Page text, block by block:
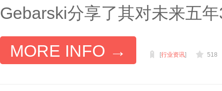
Gebarski分享了其对未来五
MORE INFO →
[行业资讯] 518